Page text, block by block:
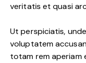
veritatis et quasi
Ut perspiciatis,
voluptatem
totam rem aperiam